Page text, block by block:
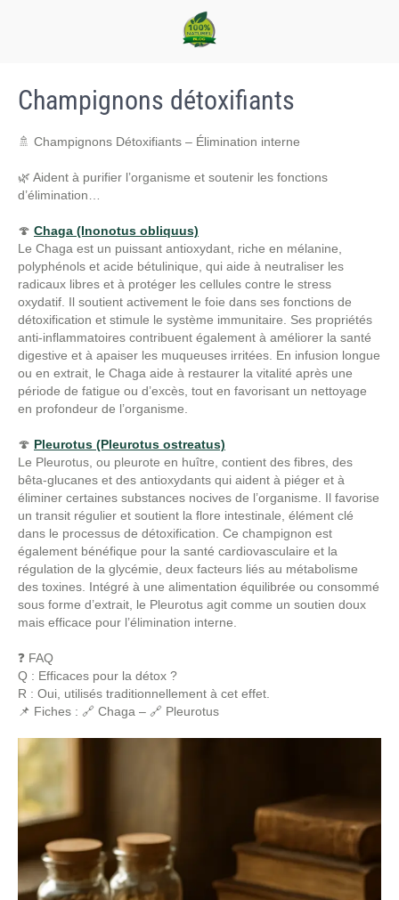
Champignons détoxifiants
🚿 Champignons Détoxifiants – Élimination interne
🌿 Aident à purifier l’organisme et soutenir les fonctions
d’élimination…
🍄 Chaga (Inonotus obliquus)
Le Chaga est un puissant antioxydant, riche en mélanine,
polyphénols et acide bétulinique, qui aide à neutraliser les
radicaux libres et à protéger les cellules contre le stress
oxydatif. Il soutient activement le foie dans ses fonctions de
détoxification et stimule le système immunitaire. Ses propriétés
anti-inflammatoires contribuent également à améliorer la santé
digestive et à apaiser les muqueuses irritées. En infusion longue
ou en extrait, le Chaga aide à restaurer la vitalité après une
période de fatigue ou d’excès, tout en favorisant un nettoyage
en profondeur de l’organisme.
🍄 Pleurotus (Pleurotus ostreatus)
Le Pleurotus, ou pleurote en huître, contient des fibres, des
bêta-glucanes et des antioxydants qui aident à piéger et à
éliminer certaines substances nocives de l’organisme. Il favorise
un transit régulier et soutient la flore intestinale, élément clé
dans le processus de détoxification. Ce champignon est
également bénéfique pour la santé cardiovasculaire et la
régulation de la glycémie, deux facteurs liés au métabolisme
des toxines. Intégré à une alimentation équilibrée ou consommé
sous forme d’extrait, le Pleurotus agit comme un soutien doux
mais efficace pour l’élimination interne.
❓ FAQ
Q : Efficaces pour la détox ?
R : Oui, utilisés traditionnellement à cet effet.
📌 Fiches : 🔗 Chaga – 🔗 Pleurotus